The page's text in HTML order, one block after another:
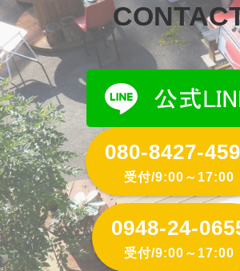
080-8427-
受付/9:00～17:00
0948-24-
受付/9:00～17:00